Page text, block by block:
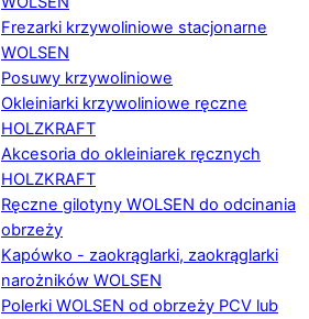
Frezarki krzywoliniowe stacjonarne
WOLSEN
Posuwy krzywoliniowe
Okleiniarki krzywoliniowe ręczne
HOLZKRAFT
Akcesoria do okleiniarek ręcznych
HOLZKRAFT
Ręczne gilotyny WOLSEN do odcinania
obrzeży
Kapówko - zaokrąglarki, zaokrąglarki
narożników WOLSEN
Polerki WOLSEN od obrzeży PCV lub